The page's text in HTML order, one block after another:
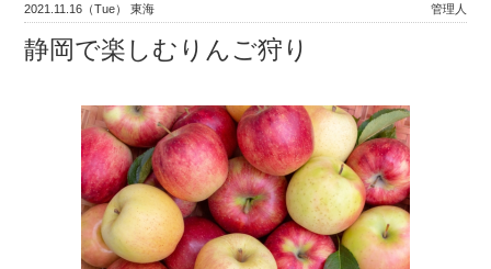
2021.11.16（Tue） 東海 管理人
静岡で楽しむりんご狩り